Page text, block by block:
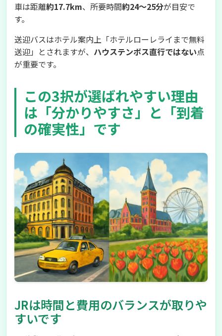
車は距離約17.7km、所要時間約24〜25分が目安で
す。
送迎バスはホテル案内上「ホテルローレライまで無料
送迎」とされますが、 ハウステンボス直行ではない点
が重要です。
この3択が選ばれやすい理由
は「分かりやすさ」と「到着
の確実性」です
JRは時間と費用のバランスが取りや
すいです